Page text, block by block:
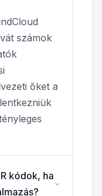
számok
őket a
kódok, ha